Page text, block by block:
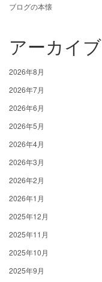
ブログの本懐
アーカイブ
2026年8月
2026年7月
2026年6月
2026年5月
2026年4月
2026年3月
2026年2月
2026年1月
2025年12月
2025年11月
2025年10月
2025年9月